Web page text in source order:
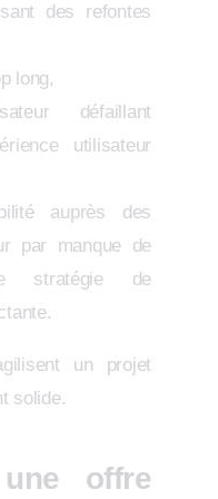
des refontes
long,
défaillant
utilisateur
auprès des
par manque de
stratégie de
un projet
solide.
offre